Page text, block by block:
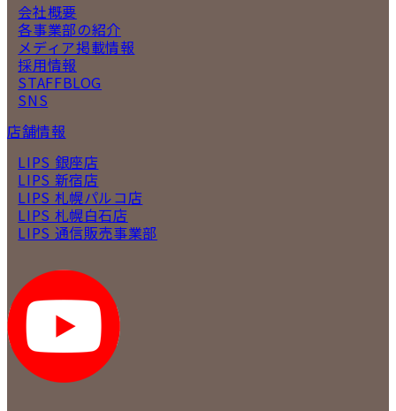
会社概要
各事業部の紹介
メディア掲載情報
採用情報
STAFFBLOG
SNS
店舗情報
LIPS 銀座店
LIPS 新宿店
LIPS 札幌パルコ店
LIPS 札幌白石店
LIPS 通信販売事業部